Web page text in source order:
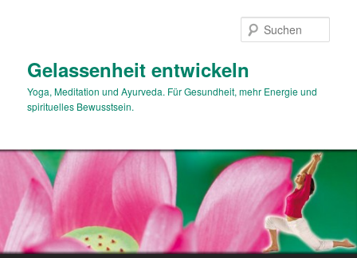
Gelassenheit entwickeln
Yoga, Meditation und Ayurveda. Für Gesundheit, mehr Energie und
spirituelles Bewusstsein.